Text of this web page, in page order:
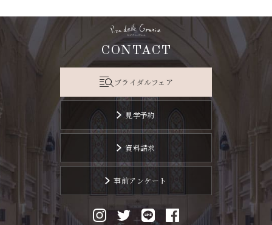
CONTACT
ブライダルフェア
見学予約
資料請求
事前アンケート